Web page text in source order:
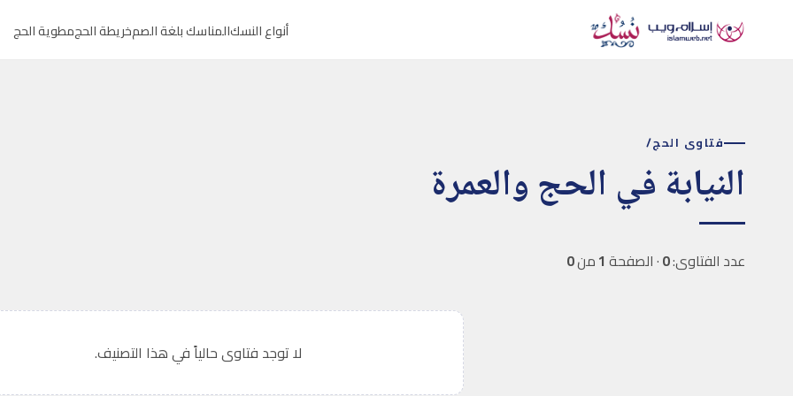
أنواع النسكالمناسك بلغة الصمخريطة الحجمطوية الحج
فتاوى الحج/
النيابة في الحج والعمرة
عدد الفتاوى:0· الصفحة 1من0
لا توجد فتاوى حالياً في هذا التصنيف.